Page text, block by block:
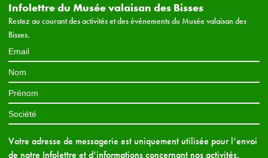
Infolettre du Musée valaisan des Bisses
Restez au courant des activités et des événements du Musée valaisan des
Bisses.
Votre adresse de messagerie est uniquement utilisée pour l’envoi
de notre Infolettre et d’informations concernant nos activités.